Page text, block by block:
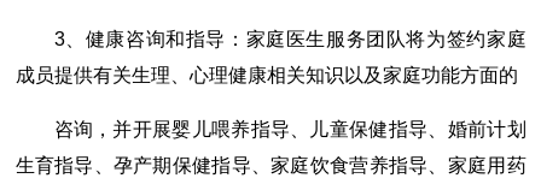
3、健康咨询和指导：家庭医生服务团队将为签约家庭
成员提供有关生理、心理健康相关知识以及家庭功能方面的
咨询，并开展婴儿喂养指导、儿童保健指导、婚前计划
生育指导、孕产期保健指导、家庭饮食营养指导、家庭用药